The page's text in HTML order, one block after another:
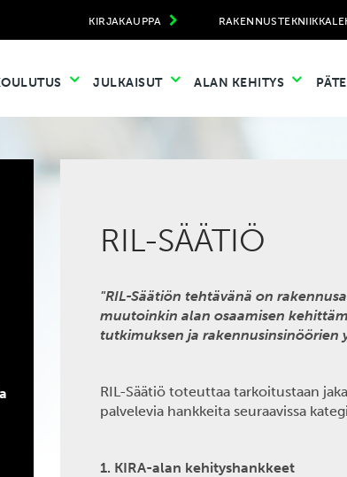
KIRJAKAUPPA
JULKAISUT ALAN KEHITYS
RIL-SÄÄTIÖ
"RIL-Säätiön tehtävänä on
muutoinkin alan osaamisen
tutkimuksen ja rakennusinsinöörien
RIL-Säätiö toteuttaa tarkoitustaan
palvelevia hankkeita seuraavissa
1. KIRA-alan kehityshankkeet